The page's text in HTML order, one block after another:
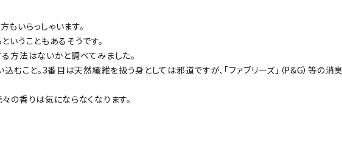
いらっしゃいます。
いうこともあるそうです。
方法はないかと調べてみました。
こと。3番目は天然繊維を扱う身としては邪道ですが、「ファブリーズ」（P&G）等の消
の香りは気にならなくなります。